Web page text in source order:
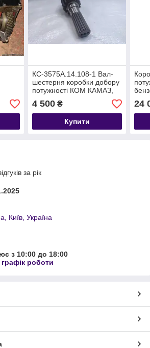
КС-3575А.14.108-1 Вал-
шестерня коробки добору
потужності КОМ КАМАЗ,
ЗІЛ 133 ГЯ
4 500₴
Купити
(пр-
24
за рік
Київ, Україна
з 10:00 до 18:00
роботи